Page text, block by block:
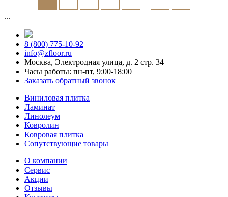
...
8 (800) 775-10-92
info@zfloor.ru
Москва, Электродная улица, д. 2 стр. 34
Часы работы: пн-пт, 9:00-18:00
Заказать обратный звонок
Виниловая плитка
Ламинат
Линолеум
Ковролин
Ковровая плитка
Сопутствующие товары
О компании
Сервис
Акции
Отзывы